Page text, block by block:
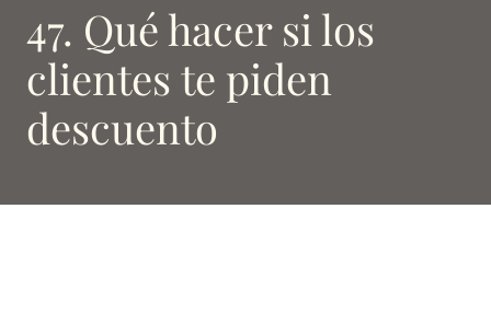
47. Qué hacer si los
clientes te piden
descuento